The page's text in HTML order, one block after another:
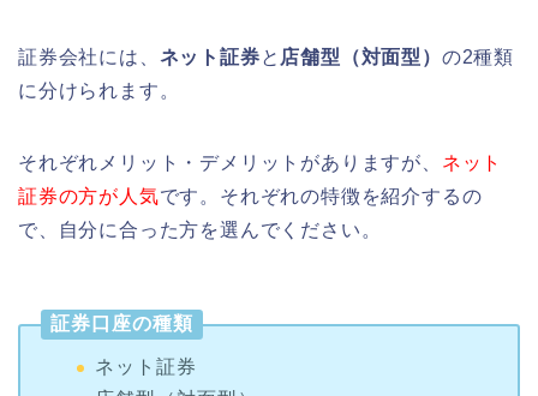
証券会社には、 ネット証券と 店舗型（対面型） の2種類
に分けられます。
それぞれメリット・デメリットがありますが、 ネット
証券の方が人気です。それぞれの特徴を紹介するの
で、自分に合った方を選んでください。
証券口座の種類
ネット証券